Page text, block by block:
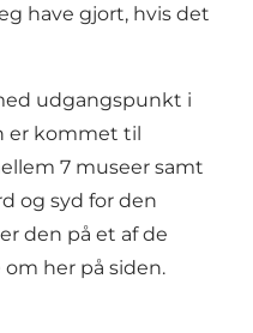
have gjort, hvis det
udgangspunkt i
er kommet til
7 museer samt
og syd for den
den på et af de
her på siden.